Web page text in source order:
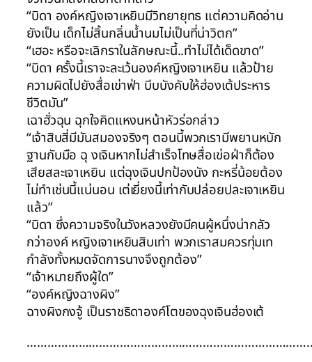
“บิดา องค์หญิงเจาเหยินมีวิทยายุทธ แต่ความคิดอ่าน
ยังเป็น เด็กไม่สิ้นกลิ่นน้ำนมไม่เป็นที่น่าวิตก”
“เฮอะ หรือจะเลิกราในลักษณะนี้..ทำไม่ได้เด็ดขาด”
“บิดา ครั้งนี้เราจะละเว้นองค์หญิงเจาเหยิน แล้วป้าย
ความผิดไปยังสื่อเข่าฟ่า บีบบังคับให้ฮ่องเต้ประหาร
ชีวิตมัน”
เฉาฮั่วฉุน ฉุกใจคิดแหงนหน้าหัวร่อกล่าว
“เจ้าสิบสี่มีมันสมองจริงๆ ตอนนี้พวกเรามีพยานหบัก
ฐานกับมือ ฉุ งเจินหากไม่สำเร็จโทษสื่อเข่อฝ่าก็ต้อง
เสียสละเจาเหยิน แต่ฉุงเจินปกป้องนัง กะหรี่น้อยต้อง
ไม่ทำเช่นนี้แน่นอน เต่เยี่ยงนี้เท่ากับปล่อยปละเจาเหยิน
แล้ว”
“บิดา ซึ่งความจริงในวังหลวงยังมีคนผู้หนึ่งน่ากลัว
กว่าองค์ หญิงเจาเหยินสิบเท่า พวกเราสมควรทุ่มเท
กำลังทั้งหมดจัดการนางจึงถูกต้อง”
“เจ้าหมายถึงผู้ใด”
“องค์หญิงฉางผิง”
ฉางผิงกงจู้ เป็นราชธิดาองค์โตของฉุงเจินฮ่องเต้